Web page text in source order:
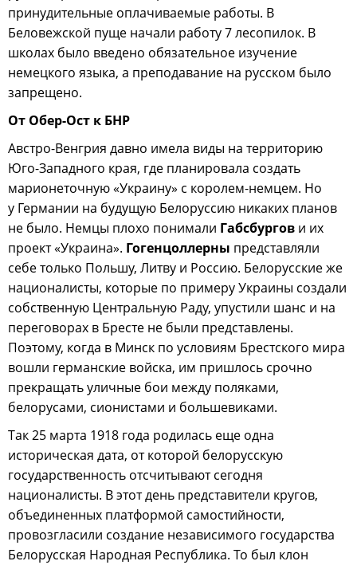
принудительные оплачиваемые работы. В
Беловежской пуще начали работу 7 лесопилок. В
школах было введено обязательное изучение
немецкого языка, а преподавание на русском было
запрещено.
От Обер-Ост к БНР
Австро-Венгрия давно имела виды на территорию
Юго-Западного края, где планировала создать
марионеточную «Украину» с королем-немцем. Но
у Германии на будущую Белоруссию никаких планов
не было. Немцы плохо понимали Габсбургов и их
проект «Украина». Гогенцоллерны представляли
себе только Польшу, Литву и Россию. Белорусские же
националисты, которые по примеру Украины создали
собственную Центральную Раду, упустили шанс и на
переговорах в Бресте не были представлены.
Поэтому, когда в Минск по условиям Брестского мира
вошли германские войска, им пришлось срочно
прекращать уличные бои между поляками,
белорусами, сионистами и большевиками.
Так 25 марта 1918 года родилась еще одна
историческая дата, от которой белорусскую
государственность отсчитывают сегодня
националисты. В этот день представители кругов,
объединенных платформой самостийности,
провозгласили создание независимого государства
Белорусская Народная Республика. То был клон